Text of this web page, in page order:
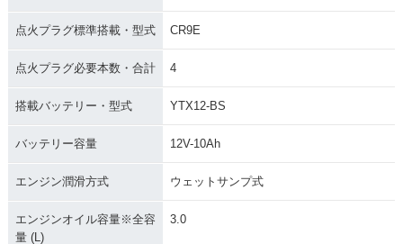
点火プラグ標準搭載・型式 CR9E
点火プラグ必要本数・合計 4
搭載バッテリー・型式 YTX12-BS
バッテリー容量 12V-10Ah
エンジン潤滑方式 ウェットサンプ式
エンジンオイル容量※全容
量 (L)
3.0